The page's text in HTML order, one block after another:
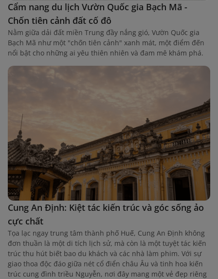
Cẩm nang du lịch Vườn Quốc gia Bạch Mã -
Chốn tiên cảnh đất cố đô
Nằm giữa dải đất miền Trung đầy nắng gió, Vườn Quốc gia
Bạch Mã như một "chốn tiên cảnh" xanh mát, một điểm đến
nổi bật cho những ai yêu thiên nhiên và đam mê khám phá.
Cung An Định: Kiệt tác kiến trúc và góc sống ảo
cực chất
Tọa lạc ngay trung tâm thành phố Huế, Cung An Định không
đơn thuần là một di tích lịch sử, mà còn là một tuyệt tác kiến
trúc thu hút biết bao du khách và các nhà làm phim. Với sự
giao thoa độc đáo giữa nét cổ điển châu Âu và tinh hoa kiến
trúc cung đình triều Nguyễn, nơi đây mang một vẻ đẹp riêng